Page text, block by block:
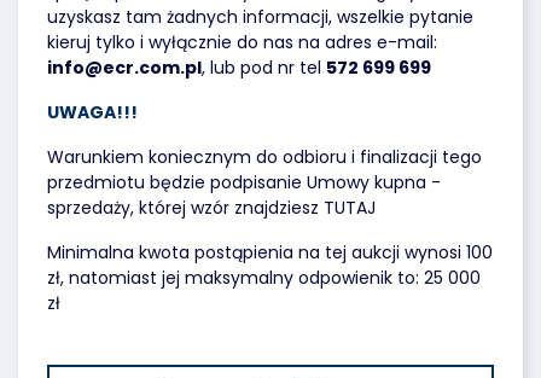
uzyskasz tam żadnych informacji, wszelkie pytanie
kieruj tylko i wyłącznie do nas na adres e-mail:
info@ecr.com.pl, lub pod nr tel 572 699 699
UWAGA!!!
Warunkiem koniecznym do odbioru i finalizacji tego
przedmiotu będzie podpisanie Umowy kupna -
sprzedaży, której wzór znajdziesz TUTAJ
Minimalna kwota postąpienia na tej aukcji wynosi 100
zł, natomiast jej maksymalny odpowienik to: 25 000
zł